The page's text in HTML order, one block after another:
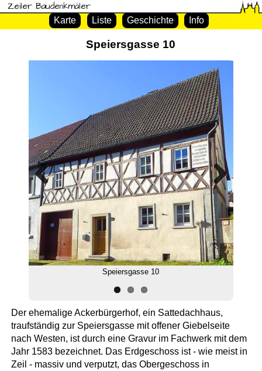
Zeiler Baudenkmäler
Karte Liste Geschichte Info
Speiersgasse 10
Speiersgasse 10
Previous Next
Der ehemalige Ackerbürgerhof, ein Sattedachhaus,
traufständig zur Speiersgasse mit offener Giebelseite
nach Westen, ist durch eine Gravur im Fachwerk mit dem
Jahr 1583 bezeichnet. Das Erdgeschoss ist - wie meist in
Zeil - massiv und verputzt, das Obergeschoss in